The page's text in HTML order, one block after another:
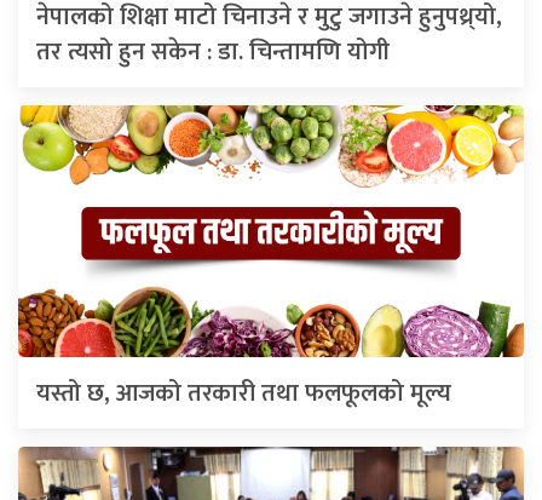
नेपालको शिक्षा माटो चिनाउने र मुटु जगाउने हुनुपथ्र्यो,
तर त्यसो हुन सकेन : डा. चिन्तामणि योगी
यस्तो छ, आजको तरकारी तथा फलफूलको मूल्य